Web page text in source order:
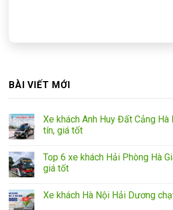
BÀI VIẾT MỚI
Xe khách Anh Huy Đất Cảng
tín, giá tốt
Top 6 xe khách Hải Phòng Hà
giá tốt
Xe khách Hà Nội Hải Dương